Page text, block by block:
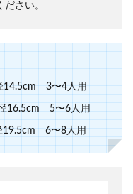
さい。
14.5cm 3〜4人用
16.5cm 5〜6人用
19.5cm 6〜8人用